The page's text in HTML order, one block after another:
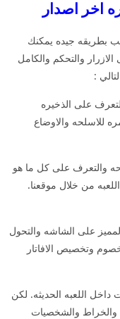
اخر اصدار
بطريقه جيده يمكنك
والتحكم والكامل
:
على الذخيره
للاسلحه والاوضاع
والتعرف على كل ما هو
من خلال موقعنا.
المميز على الشاشه والتحول
وتخصيص الافاتار
داخل اللعبه الحديثه. لكن
والخراط والشخصيات